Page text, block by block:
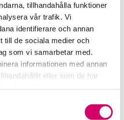
tillhandahålla funktioner
vår trafik. Vi
identifierare och annan
till de sociala medier och
som vi samarbetar med.
informationen med annan
eller som de har
AB